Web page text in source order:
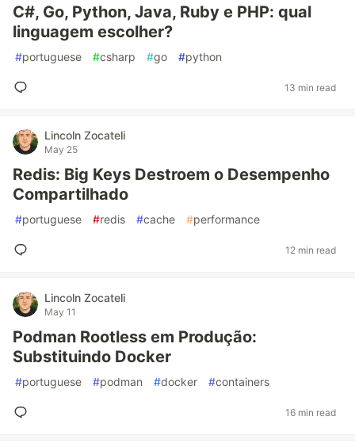
C#, Go, Python, Java, Ruby e PHP: qual
linguagem escolher?
#portuguese #csharp #go #python
13 min read
Lincoln Zocateli
May 25
Redis: Big Keys Destroem o Desempenho
Compartilhado
#portuguese #redis #cache #performance
12 min read
Lincoln Zocateli
May 11
Podman Rootless em Produção:
Substituindo Docker
#portuguese #podman #docker #containers
16 min read